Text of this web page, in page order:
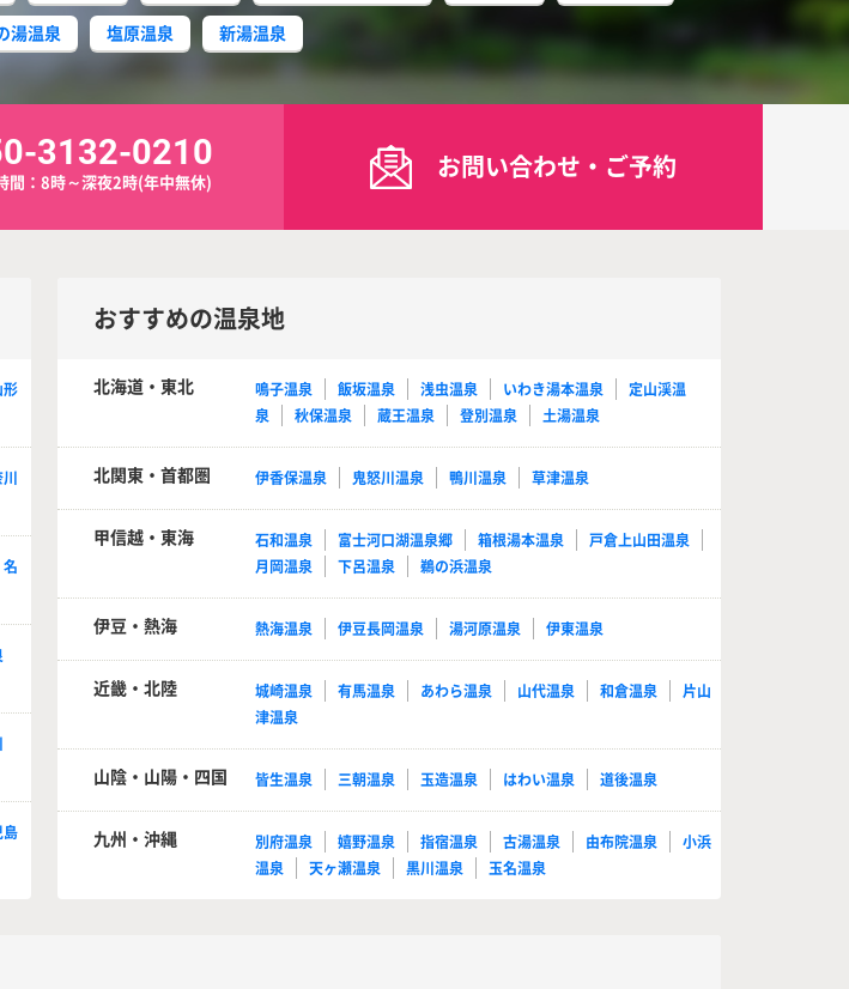
湯温泉 塩原温泉 新湯温泉
3132-0210
間：8時～深夜2時(年中無休) お問い合わせ・ご予約
形
名
島
おすすめの温泉地
北海道・東北 鳴子温泉 飯坂温泉 浅虫温泉 いわき湯本温泉
定山渓温
泉
秋保温泉 蔵王温泉 登別温泉 土湯温泉
北関東・首都圏 伊香保温泉 鬼怒川温泉 鴨川温泉 草津温泉
甲信越・東海 石和温泉 富士河口湖温泉郷 箱根湯本温泉
戸倉上山田温泉
月岡温泉
下呂温泉 鵜の浜温泉
伊豆・熱海 熱海温泉 伊豆長岡温泉 湯河原温泉 伊東温泉
近畿・北陸 城崎温泉 有馬温泉 あわら温泉 山代温泉 和倉温泉
片山
津温泉
山陰・山陽・四国 皆生温泉 三朝温泉 玉造温泉 はわい温泉 道後温泉
九州・沖縄 別府温泉 嬉野温泉 指宿温泉 古湯温泉 由布院温泉
小浜
温泉
天ヶ瀬温泉 黒川温泉 玉名温泉